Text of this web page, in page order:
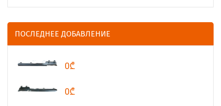
ПОСЛЕДНЕЕ ДОБАВЛЕНИЕ
0₾
0₾